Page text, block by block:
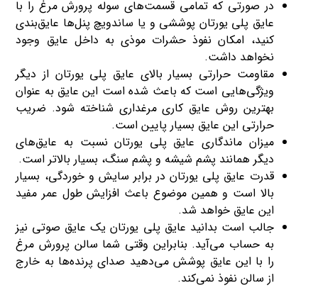
در صورتی که تمامی قسمت‌های سوله پرورش مرغ را با
عایق پلی یورتان پوششی و یا ساندویچ پنل‌ها عایق‌بندی
کنید، امکان نفوذ حشرات موذی به داخل عایق وجود
نخواهد داشت.
مقاومت حرارتی بسیار بالای عایق پلی یورتان از دیگر
ویژگی‌هایی است که باعث شده است این عایق به عنوان
بهترین روش‌ عایق کاری مرغداری شناخته شود. ضریب
حرارتی این عایق بسیار پایین است.
میزان ماندگاری عایق پلی یورتان نسبت به عایق‌های
دیگر همانند پشم شیشه و پشم سنگ، بسیار بالاتر است.
قدرت عایق پلی یورتان در برابر سایش و خوردگی، بسیار
بالا است و همین موضوع باعث افزایش طول عمر مفید
این عایق خواهد شد.
جالب است بدانید عایق پلی یورتان یک عایق صوتی نیز
به حساب می‌آید. بنابراین وقتی شما سالن پرورش مرغ
را با این عایق پوشش می‌دهید صدای پرنده‌ها به خارج
از سالن نفوذ نمی‌کند.